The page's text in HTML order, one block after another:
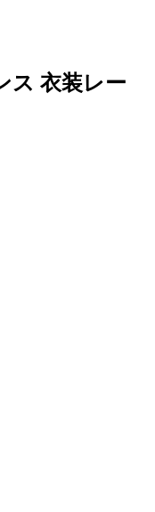
ス 衣装レー